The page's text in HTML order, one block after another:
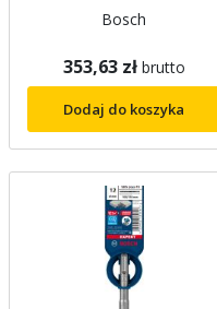
Bosch
353,63 zł brutto
Dodaj do koszyka